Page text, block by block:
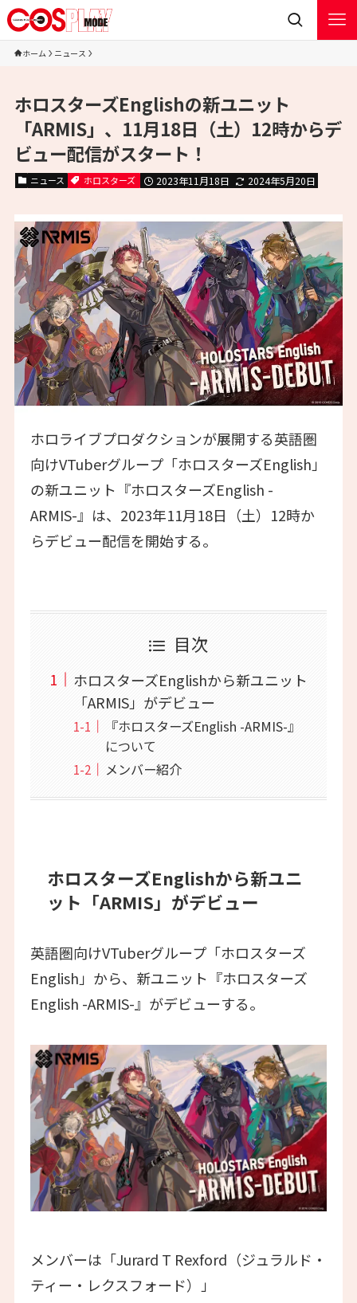
ホーム ニュース
ホロスターズEnglishの新ユニット
「ARMIS」、11月18日（土）12時からデ
ビュー配信がスタート！
ニュース ホロスターズ 2023年11月18日 2024年5月20日
ホロライブプロダクションが展開する英語圏
向けVTuberグループ「ホロスターズEnglish」
の新ユニット『ホロスターズEnglish -
ARMIS-』は、2023年11月18日（土）12時か
らデビュー配信を開始する。
目次
ホロスターズEnglishから新ユニット
「ARMIS」がデビュー
『ホロスターズEnglish -ARMIS-』
について
メンバー紹介
ホロスターズEnglishから新ユニ
ット「ARMIS」がデビュー
英語圏向けVTuberグループ「ホロスターズ
English」から、新ユニット『ホロスターズ
English -ARMIS-』がデビューする。
メンバーは「Jurard T Rexford（ジュラルド・
ティー・レクスフォード）」